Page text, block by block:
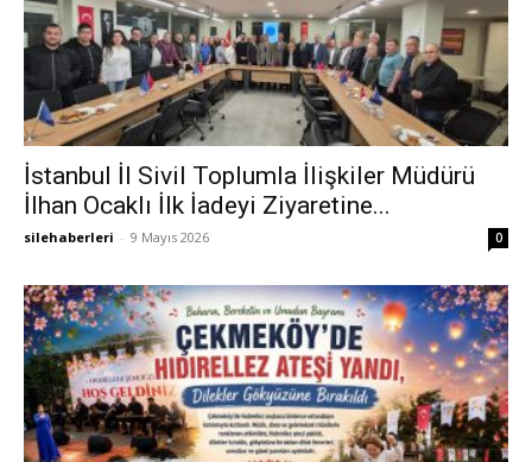
İstanbul İl Sivil Toplumla İlişkiler Müdürü
İlhan Ocaklı İlk İadeyi Ziyaretine...
silehaberleri - 9 Mayıs 2026 0